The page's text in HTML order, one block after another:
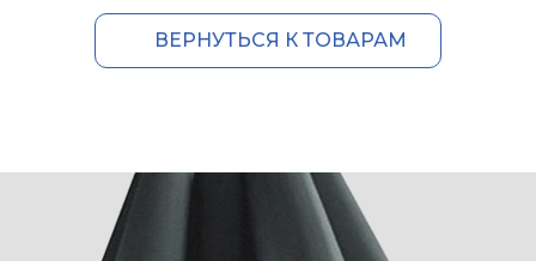
ВЕРНУТЬСЯ К ТОВАРАМ